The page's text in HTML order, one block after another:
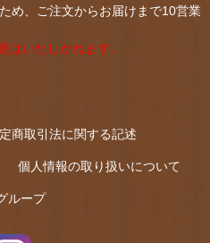
め、ご注文からお届けまで10営業
はいたしかねます。
商取引法に関する記述
個人情報の取り扱いについて
ループ